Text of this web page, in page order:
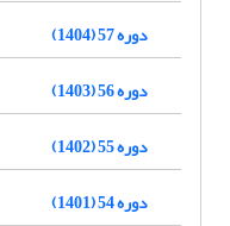
دوره 57 (1404)
دوره 56 (1403)
دوره 55 (1402)
دوره 54 (1401)